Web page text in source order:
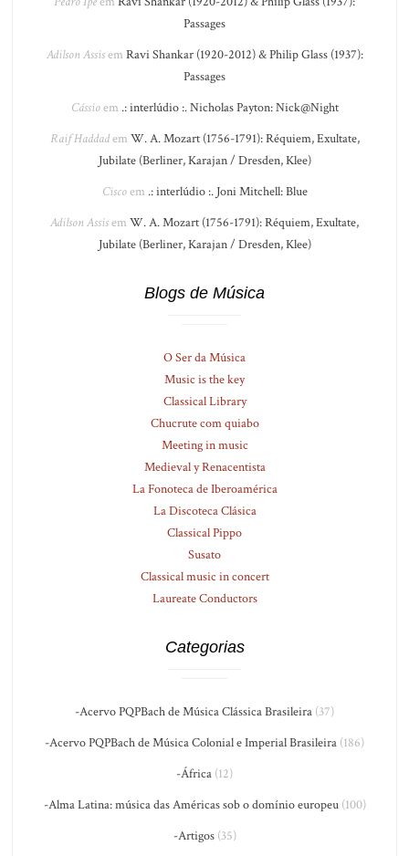
Passages
Adilson Assisem Ravi Shankar (1920-2012) & Philip Glass (1937):
Passages
Cássioem .: interlúdio :. Nicholas Payton: Nick@Night
Raif Haddadem W. A. Mozart (1756-1791): Réquiem, Exultate,
Jubilate (Berliner, Karajan / Dresden, Klee)
Ciscoem .: interlúdio :. Joni Mitchell: Blue
Adilson Assisem W. A. Mozart (1756-1791): Réquiem, Exultate,
Jubilate (Berliner, Karajan / Dresden, Klee)
Blogs de Música
O Ser da Música
Music is the key
Classical Library
Chucrute com quiabo
Meeting in music
Medieval y Renacentista
La Fonoteca de Iberoamérica
La Discoteca Clásica
Classical Pippo
Susato
Classical music in concert
Laureate Conductors
Categorias
-Acervo PQPBach de Música Clássica Brasileira (37)
-Acervo PQPBach de Música Colonial e Imperial Brasileira (186)
-África (12)
-Alma Latina: música das Américas sob o domínio europeu(100)
-Artigos(35)